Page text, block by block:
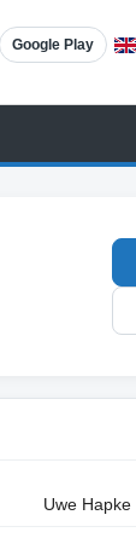
Google Play
Uwe Hapke